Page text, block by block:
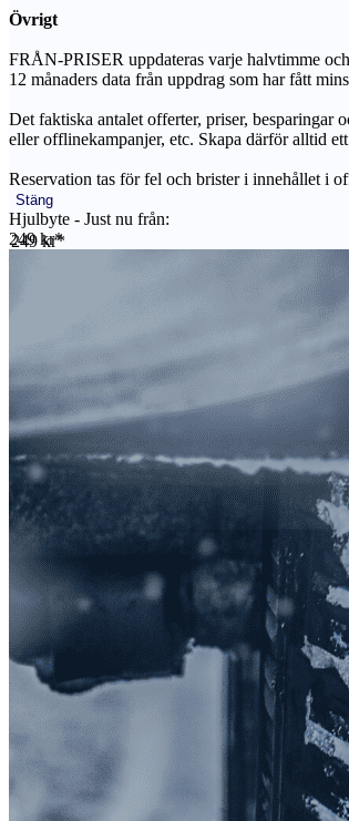
Övrigt
FRÅN-PRISER uppdateras varje halvtimme
12 månaders data från uppdrag som har fått
Det faktiska antalet offerter, priser, besparingar
eller offlinekampanjer, etc. Skapa därför alltid
Reservation tas för fel och brister i innehållet i
Stäng
Hjulbyte - Just nu från:
249 kr*